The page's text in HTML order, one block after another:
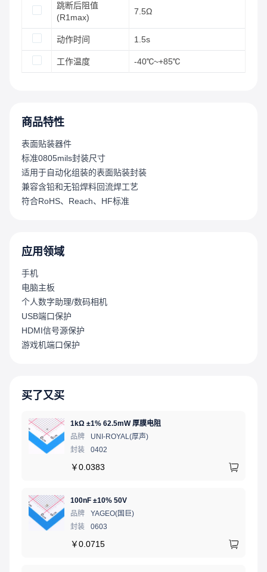
跳断后阻值
(R1max)
7.5Ω
动作时间 1.5s
工作温度 -40℃~+85℃
商品特性
表面贴装器件
标准0805mils封装尺寸
适用于自动化组装的表面贴装封装
兼容含铅和无铅焊料回流焊工艺
符合RoHS、Reach、HF标准
应用领域
手机
电脑主板
个人数字助理/数码相机
USB端口保护
HDMI信号源保护
游戏机端口保护
买了又买
1kΩ ±1% 62.5mW 厚膜电阻
品牌
UNI-ROYAL(厚声)
封装
0402
￥0.0383
100nF ±10% 50V
品牌
YAGEO(国巨)
封装
0603
￥0.0715